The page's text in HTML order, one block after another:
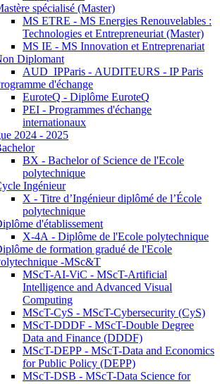
spécialisé (Master)
MS ETRE - MS Energies Renouvelables :
Technologies et Entrepreneuriat (Master)
MS IE - MS Innovation et Entreprenariat
Diplomant
AUD_IPParis - AUDITEURS - IP Paris
d'échange
EuroteQ - Diplôme EuroteQ
PEI - Programmes d'échange
internationaux
2024 - 2025
BX - Bachelor of Science de l'Ecole
polytechnique
Ingénieur
X - Titre d’Ingénieur diplômé de l’École
polytechnique
d'établissement
X-4A - Diplôme de l'Ecole polytechnique
de formation gradué de l'Ecole
-MSc&T
MScT-AI-ViC - MScT-Artificial
Intelligence and Advanced Visual
Computing
MScT-CyS - MScT-Cybersecurity (CyS)
MScT-DDDF - MScT-Double Degree
Data and Finance (DDDF)
MScT-DEPP - MScT-Data and Economics
for Public Policy (DEPP)
MScT-DSB - MScT-Data Science for